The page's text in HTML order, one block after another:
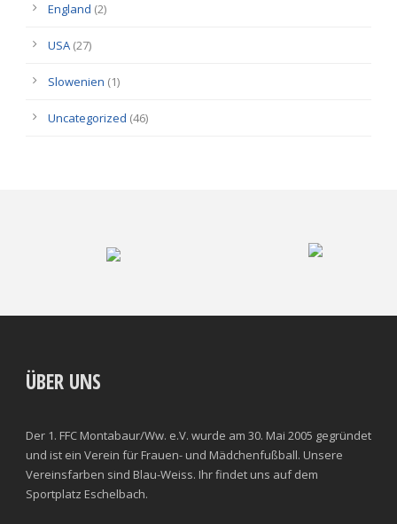
England (2)
USA (27)
Slowenien (1)
Uncategorized (46)
ÜBER UNS
Der 1. FFC Montabaur/Ww. e.V. wurde am 30. Mai 2005 gegründet
und ist ein Verein für Frauen- und Mädchenfußball. Unsere
Vereinsfarben sind Blau-Weiss. Ihr findet uns auf dem
Sportplatz Eschelbach.